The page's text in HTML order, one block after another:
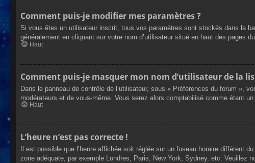
Comment puis-je modifier mes paramètres ?
Si vous êtes un utilisateur inscrit, tous vos paramètres sont stockés dans la
généralement en cliquant sur votre nom d’utilisateur situé en haut des pages
Haut
Comment puis-je masquer mon nom d’utilisateur de la
Dans le panneau de contrôle de l’utilisateur, sous « Préférences du forum »,
modérateurs et de vous-même. Vous serez alors comptabilisé comme étant
Haut
L’heure n’est pas correcte !
Il est possible que l’heure affichée soit réglée sur un fuseau horaire différent
zone adéquate, par exemple Londres, Paris, New York, Sydney, etc. Veuillez